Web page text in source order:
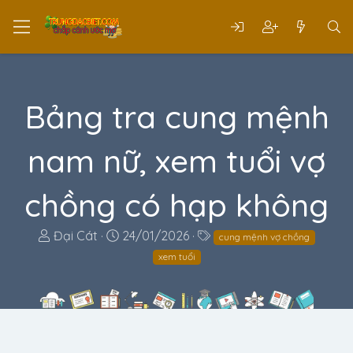
Bảng tra cung mệnh
nam nữ, xem tuổi vợ
chồng có hạp không
T
a
Đại Cát
N
g
24/01/2026
T
ó
cung mệnh vợ chồng
xem tuổi